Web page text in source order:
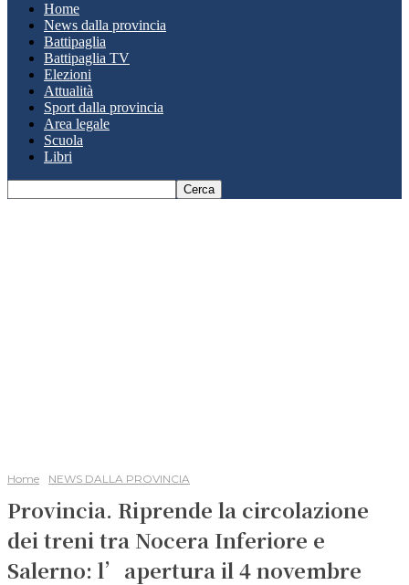
Home
News dalla provincia
Battipaglia
Battipaglia TV
Elezioni
Attualità
Sport dalla provincia
Area legale
Scuola
Libri
Home NEWS DALLA PROVINCIA
Provincia. Riprende la circolazione
dei treni tra Nocera Inferiore e
Salerno: l’apertura il 4 novembre